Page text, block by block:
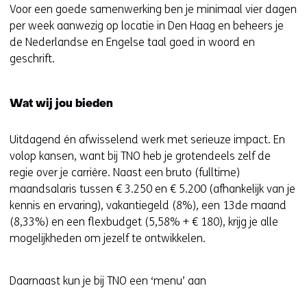
Voor een goede samenwerking ben je minimaal vier dagen
per week aanwezig op locatie in Den Haag en beheers je
de Nederlandse en Engelse taal goed in woord en
geschrift.
Wat wij jou bieden
Uitdagend én afwisselend werk met serieuze impact. En
volop kansen, want bij TNO heb je grotendeels zelf de
regie over je carrière. Naast een bruto (fulltime)
maandsalaris tussen € 3.250 en € 5.200 (afhankelijk van je
kennis en ervaring), vakantiegeld (8%), een 13de maand
(8,33%) en een flexbudget (5,58% + € 180), krijg je alle
mogelijkheden om jezelf te ontwikkelen.
Daarnaast kun je bij TNO een ‘menu’ aan